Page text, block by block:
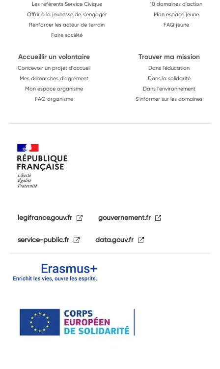
Les référents Service Civique
Offrir à la jeunesse de s'engager
Renforcer les acteur de terrain
Faire société
10 domaines d'action
Mon espace jeune
FAQ jeune
Accueillir un volontaire
Concevoir un projet d'accueil
Mes démarches d'agrément
Mon espace organisme
FAQ organisme
Trouver ma mission
Dans l'éducation
Dans la solidarité
Dans l'environnement
S'informer sur les domaines
legifrance.gouv.fr gouvernement.fr
service-public.fr data.gouv.fr